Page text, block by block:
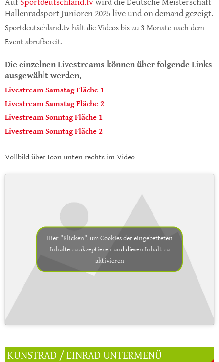
AufSportdeutschland.tvwird die Deutsche Meisterschaft
Hallenradsport Junioren 2025 live und on demand gezeigt.
Sportdeutschland.tv hält die Videos bis zu 3 Monate nach dem
Event abrufbereit.
Die einzelnen Livestreams können über folgende Links
ausgewählt werden.
Livestream Samstag Fläche 1
Livestream Samstag Fläche 2
Livestream Sonntag Fläche 1
Livestream Sonntag Fläche 2
Vollbild über Icon unten rechts im Video
Hier "Klicken", um Cookies der eingebetteten
Inhalte zu akzeptieren und diesen Inhalt zu
aktivieren
KUNSTRAD / EINRAD UNTERMENÜ